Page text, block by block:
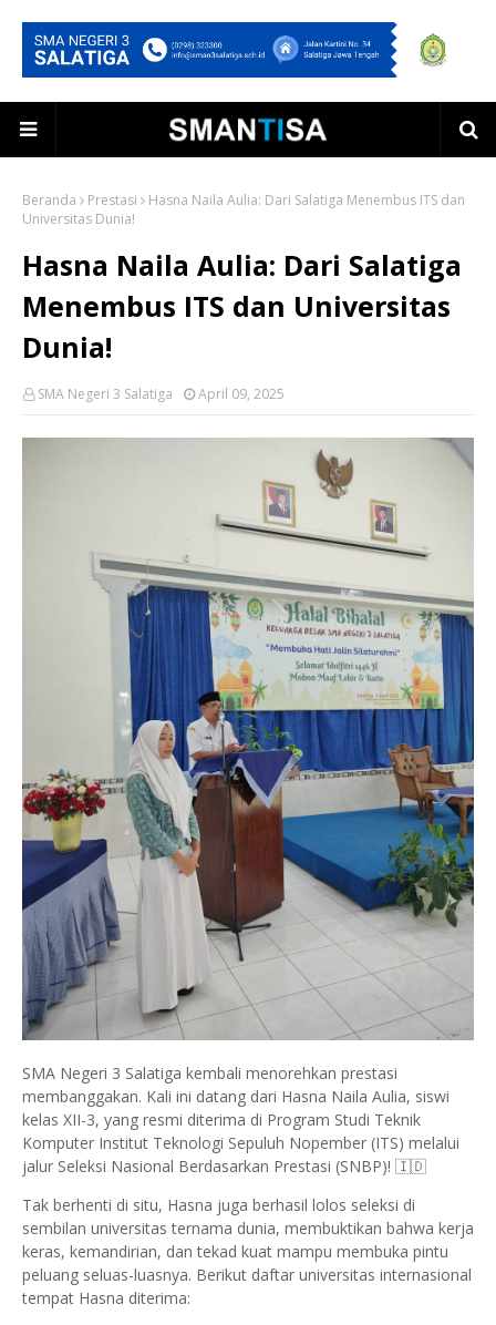
Beranda Prestasi
Hasna Naila Aulia: Dari Salatiga Menembus ITS dan
Universitas Dunia!
Hasna Naila Aulia: Dari Salatiga
Menembus ITS dan Universitas
Dunia!
SMA Negeri 3 Salatiga April 09, 2025
SMA Negeri 3 Salatiga kembali menorehkan prestasi
membanggakan. Kali ini datang dari Hasna Naila Aulia, siswi
kelas XII-3, yang resmi diterima di Program Studi Teknik
Komputer Institut Teknologi Sepuluh Nopember (ITS) melalui
jalur Seleksi Nasional Berdasarkan Prestasi (SNBP)! 🇮🇩
Tak berhenti di situ, Hasna juga berhasil lolos seleksi di
sembilan universitas ternama dunia, membuktikan bahwa kerja
keras, kemandirian, dan tekad kuat mampu membuka pintu
peluang seluas-luasnya. Berikut daftar universitas internasional
tempat Hasna diterima: